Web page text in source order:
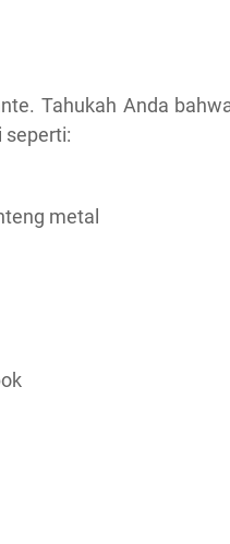
Tahukah Anda
seperti:
metal